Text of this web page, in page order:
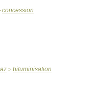
concession
> bituminisation